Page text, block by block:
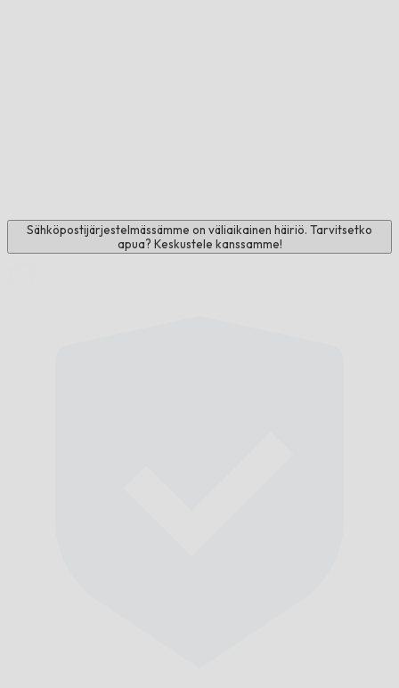
Sähköpostijärjestelmässämme on väliaikainen häiriö. Tarvitsetko
apua? Keskustele kanssamme!